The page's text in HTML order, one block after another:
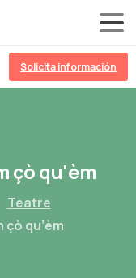
Solicita información
çòqu'èm
Teatre
qu’èm